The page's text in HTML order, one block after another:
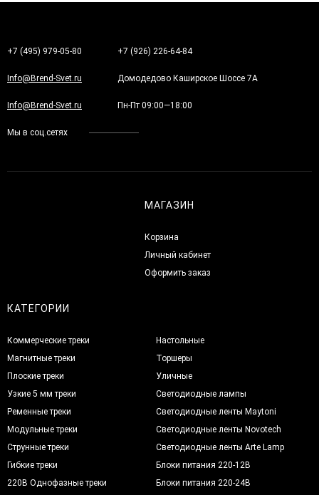
+7 (495) 979-05-80 +7 (926) 226-64-84
Info@Brend-Svet.ru Домодедово Каширское Шоссе 7А
Info@Brend-Svet.ru Пн-Пт 09:00—18:00
Мы в соц.сетях
МАГАЗИН
Корзина
Личный кабинет
Оформить заказ
КАТЕГОРИИ
Коммерческие треки
Магнитные треки
Плоские треки
Узкие 5 мм треки
Ременные треки
Модульные треки
Струнные треки
Гибкие треки
220В Однофазные треки
Настольные
Торшеры
Уличные
Светодиодные лампы
Светодиодные ленты Maytoni
Светодиодные ленты Novotech
Светодиодные ленты Arte Lamp
Блоки питания 220-12В
Блоки питания 220-24В